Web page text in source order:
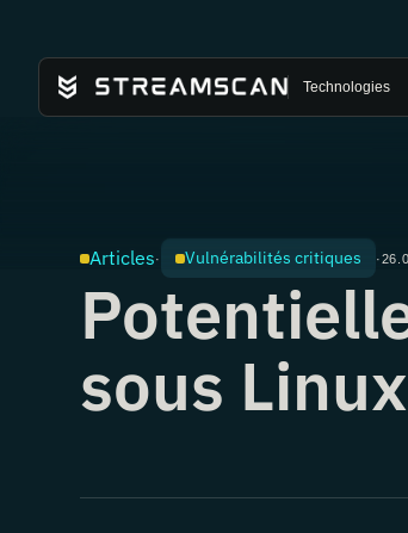
Technologies
Articles· Vulnérabilités critiques ·
sous